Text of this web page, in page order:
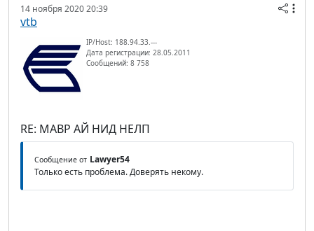
14 ноября 2020 20:39
vtb
IP/Host: 188.94.33.---
Дата регистрации: 28.05.2011
Сообщений: 8 758
RE: МАВР АЙ НИД НЕЛП
Сообщение от Lawyer54
Только есть проблема. Доверять некому.